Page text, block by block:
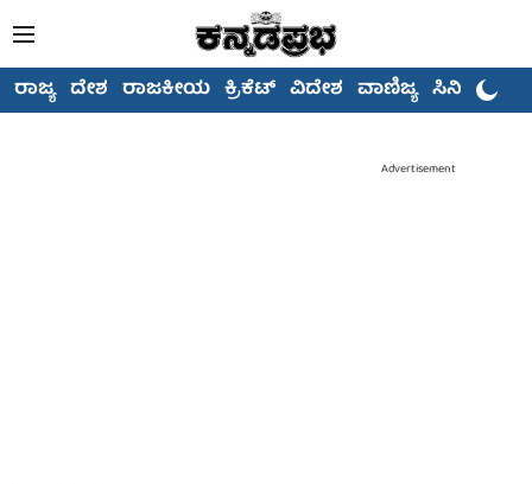
ರಾಜ್ಯ ದೇಶ ರಾಜಕೀಯ ಕ್ರಿಕೆಟ್ ವಿದೇಶ ವಾಣಿಜ್ಯ ಸಿನಿಮಾ
Advertisement